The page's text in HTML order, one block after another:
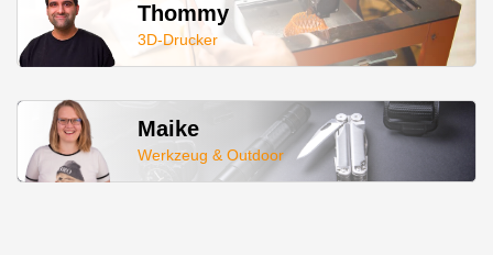
Thommy
3D-Drucker
Maike
Werkzeug & Outdoor